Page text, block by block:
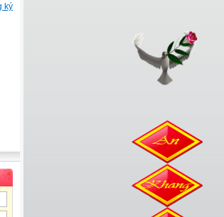
ký